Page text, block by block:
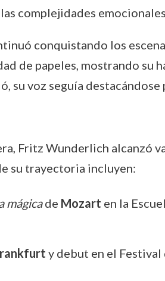
complejidades
conquistando los
de papeles, mostrando su
su voz seguía
Fritz Wunderlich alcanzó
su trayectoria incluyen:
mágicade Mozart en la
y debut en el Festival